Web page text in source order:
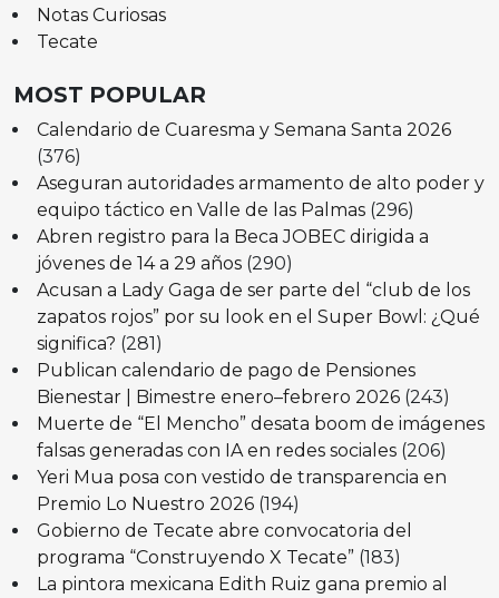
Notas Curiosas
Tecate
MOST POPULAR
Calendario de Cuaresma y Semana Santa 2026
(376)
Aseguran autoridades armamento de alto poder y
equipo táctico en Valle de las Palmas (296)
Abren registro para la Beca JOBEC dirigida a
jóvenes de 14 a 29 años (290)
Acusan a Lady Gaga de ser parte del “club de los
zapatos rojos” por su look en el Super Bowl: ¿Qué
significa? (281)
Publican calendario de pago de Pensiones
Bienestar | Bimestre enero–febrero 2026 (243)
Muerte de “El Mencho” desata boom de imágenes
falsas generadas con IA en redes sociales (206)
Yeri Mua posa con vestido de transparencia en
Premio Lo Nuestro 2026 (194)
Gobierno de Tecate abre convocatoria del
programa “Construyendo X Tecate” (183)
La pintora mexicana Edith Ruiz gana premio al